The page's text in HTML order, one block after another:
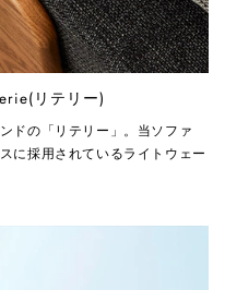
リテリー)
ドの「リテリー」。当ソファ
に採用されているライトウェー